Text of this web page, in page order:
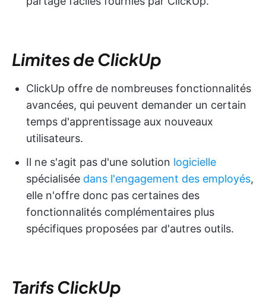
Limites de ClickUp
ClickUp offre de nombreuses fonctionnalités
avancées, qui peuvent demander un certain
temps d'apprentissage aux nouveaux
utilisateurs.
Il ne s'agit pas d'une solution logicielle
spécialisée dans l'engagement des employés,
elle n'offre donc pas certaines des
fonctionnalités complémentaires plus
spécifiques proposées par d'autres outils.
Tarifs ClickUp